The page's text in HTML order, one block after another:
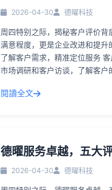
2026-04-30 德曜科技
周四特别之际，揭秘客户评价
满意程度，更是企业改进和提升
了解客户需求，精准定位服务
市场调研和客户访谈，了解客
閱讀全文
德曜服务卓越，五大
2026-04-30 德曜科技